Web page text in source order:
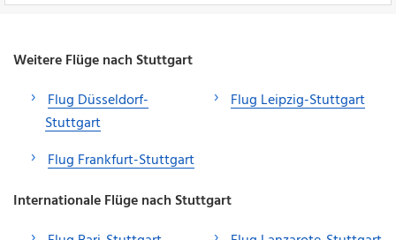
Weitere Flüge nach Stuttgart
Flug Düsseldorf-
Stuttgart
Flug Frankfurt-Stuttgart
Flug Leipzig-Stuttgart
Internationale Flüge nach Stuttgart